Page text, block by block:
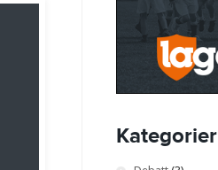
Kategorier